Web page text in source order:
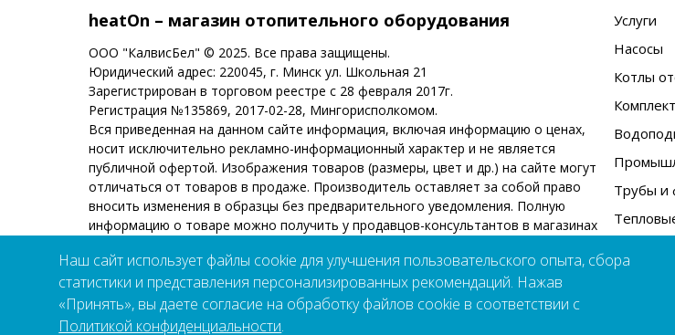
heatOn – магазин отопительного оборудования
ООО "КалвисБел" © 2025. Все права защищены.
Юридический адрес: 220045, г. Минск ул. Школьная 21
Зарегистрирован в торговом реестре с 28 февраля 2017г.
Регистрация №135869, 2017-02-28, Мингорисполкомом.
Вся приведенная на данном сайте информация, включая информацию о ценах,
носит исключительно рекламно-информационный характер и не является
публичной офертой. Изображения товаров (размеры, цвет и др.) на сайте могут
отличаться от товаров в продаже. Производитель оставляет за собой право
вносить изменения в образцы без предварительного уведомления. Полную
информацию о товаре можно получить у продавцов-консультантов в магазинах
Услуги
Насосы
Котлы
Трубы и
Наш сайт использует файлы cookie для улучшения пользовательского опыта, сбора
статистики и представления персонализированных рекомендаций. Нажав
«Принять», вы даете согласие на обработку файлов cookie в соответствии с
Политикой конфиденциальности.